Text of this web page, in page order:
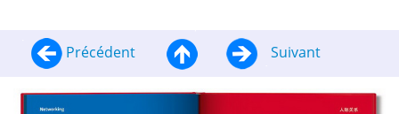
Précédent Suivant